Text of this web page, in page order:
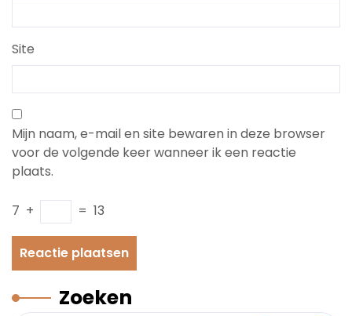
Site
Mijn naam, e-mail en site bewaren in deze browser
voor de volgende keer wanneer ik een reactie
plaats.
7 + = 13
Zoeken